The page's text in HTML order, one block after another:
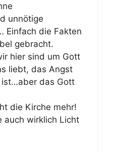
unnötige
Einfach die Fakten
gebracht.
hier sind um Gott
liebt, das Angst
ist…aber das Gott
die Kirche mehr!
auch wirklich Licht